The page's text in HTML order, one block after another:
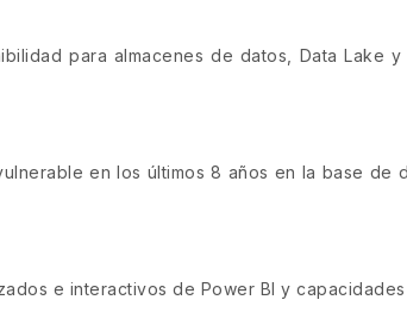
para almacenes de datos, Data Lake
en los últimos 8 años en la base de
e interactivos de Power BI y